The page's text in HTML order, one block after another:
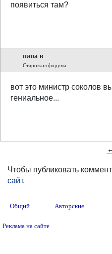
появиться там?
папа в
Старожил форума
вот это министр соколов
гениальное...
Чтобы публиковать
сайт.
Общий Авторские
Реклама на сайте